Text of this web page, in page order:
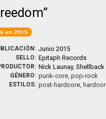
en 2015
Junio 2015
SELLO: Epitaph Records
Nick Launay,Shellback
GÉNERO: punk-core, pop-rock
ESTILOS: post-hardcore,